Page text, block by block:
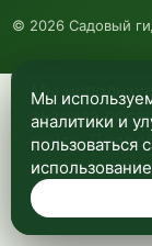
Мы
анализа
сайта.
© 2026 Садовый
Мы
аналитики и
пользоваться